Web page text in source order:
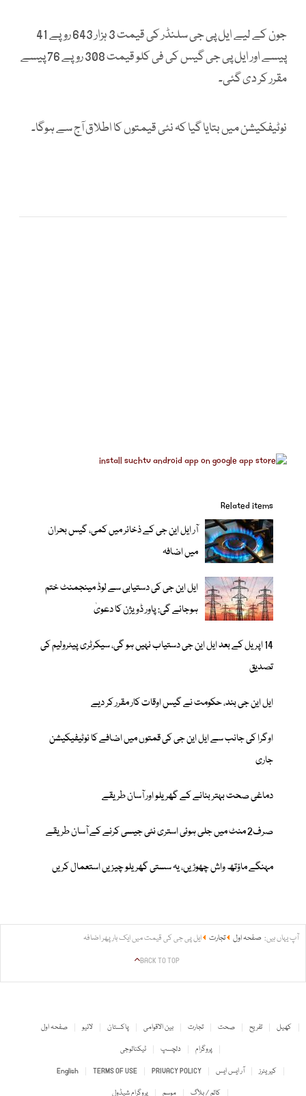
جون کے لیے ایل پی جی سلنڈر کی قیمت 3 ہزار 643 روپے 41
پیسے اور ایل پی جی گیس کی فی کلو قیمت 308 روپے 76 پیسے
مقرر کر دی گئی۔
نوٹیفکیشن میں بتایا گیا کہ نئی قیمتوں کا اطلاق آج سے ہوگا۔
Related items
آر ایل این جی کے ذخائر میں کمی، گیس بحران
میں اضافہ
ایل این جی کی دستیابی سے لوڈ مینجمنٹ ختم
ہوجائے گی: پاور ڈویژن کا دعویٰ
14 اپریل کے بعد ایل این جی دستیاب نہیں ہو گی، سیکرٹری پیٹرولیم کی
تصدیق
ایل این جی بند، حکومت نے گیس اوقات کار مقرر کر دیے
اوگرا کی جانب سے ایل این جی کی قمتوں میں اضافے کا نوٹیفیکیشن
جاری
دماغی صحت بہتر بنانے کے گھریلو اور آسان طریقے
صرف2 منٹ میں جلی ہوئی استری نئی جیسی کرنے کے آسان طریقے
مہنگے ماؤتھ واش چھوڑیں، یہ سستی گھریلو چیزیں استعمال کریں
آپ یہاں ہیں: صفحہ اول تجارت ایل پی جی کی قیمت میں ایک بار پھر اضافہ
BACK TO TOP
صفحہ اول لائیو پاکستان بین الاقوامی تجارت صحت تفریح
کھیل
ٹیکنالوجی
دلچسپ
پروگرام
English
TERMS OF USE PRIVACY POLICY آر ایس ایس
کیریئرز
پروگرام شیڈول
موسم کالم / بلاگ